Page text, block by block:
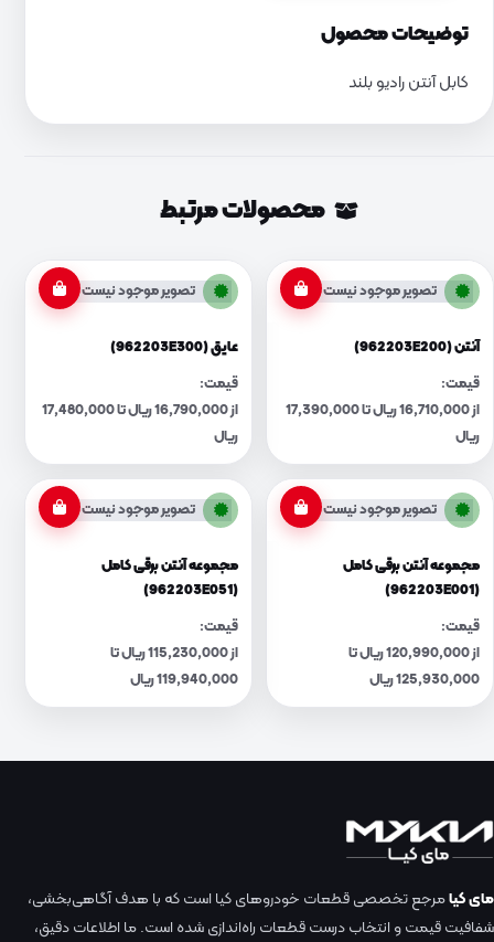
توضیحات محصول
کابل آنتن رادیو بلند
محصولات مرتبط
تصویر موجود نیست
آنتن (962203E200)
قیمت:
از 16,710,000 ریال تا 17,390,000
ریال
تصویر موجود نیست
عایق (962203E300)
قیمت:
از 16,790,000 ریال تا 17,480,000
ریال
تصویر موجود نیست
مجموعه آنتن برقی کامل
(962203E001)
قیمت:
از 120,990,000 ریال تا
125,930,000 ریال
تصویر موجود نیست
مجموعه آنتن برقی کامل
(962203E051)
قیمت:
از 115,230,000 ریال تا
119,940,000 ریال
مای کیامرجع تخصصی قطعات خودروهای کیا است که با هدف آگاهی‌بخشی،
شفافیت قیمت و انتخاب درست قطعات راه‌اندازی شده است. ما اطلاعات دقیق،